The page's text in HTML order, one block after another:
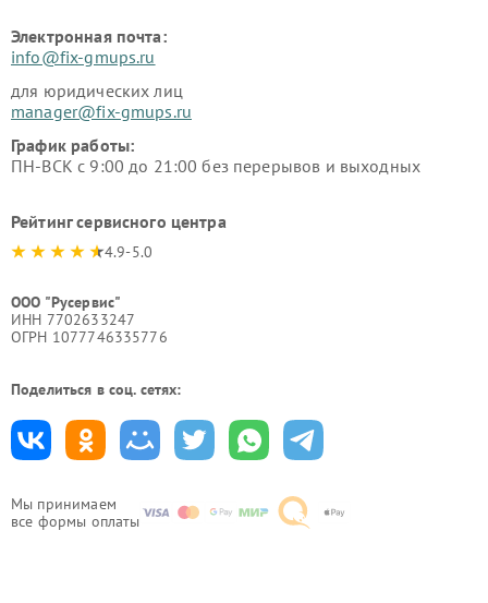
Мы принимаем
все формы оплаты
Электронная почта:
info@fix-gmups.ru
для юридических лиц
manager@fix-gmups.ru
График работы:
ПН-ВСК с 9:00 до 21:00 без перерывов и выходных
Рейтинг сервисного центра
4.9-5.0
ООО "Русервис"
ИНН 7702633247
ОГРН 1077746335776
Поделиться в соц. сетях: